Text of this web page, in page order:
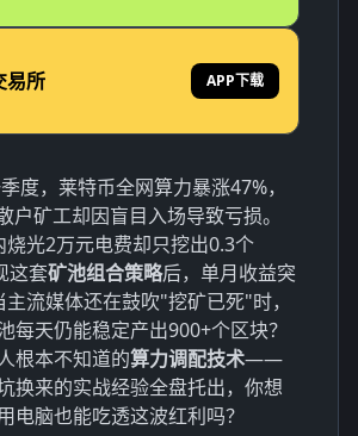
易所 APP下载
度，莱特币全网算力暴涨47%，
户矿工却因盲目入场导致亏损。
光2万元电费却只挖出0.3个
这套矿池组合策略后，单月收益突
流媒体还在鼓吹"挖矿已死"时，
每天仍能稳定产出900+个区块？
根本不知道的算力调配技术——
换来的实战经验全盘托出，你想
电脑也能吃透这波红利吗？